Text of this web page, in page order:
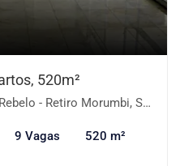
520m²
- Retiro Morumbi, São Paulo-SP
9 Vagas 520 m²